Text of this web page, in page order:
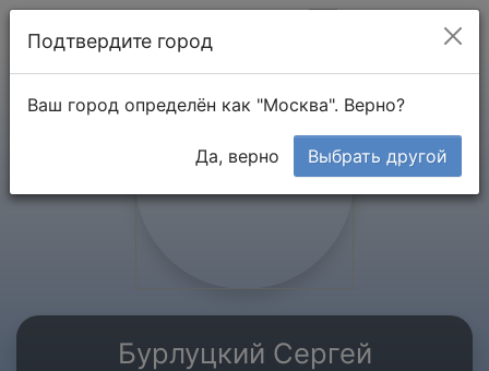
Бурлуцкий Сергей
Подтвердите город
Ваш город определён как "Москва". Верно?
Да, верно Выбрать другой